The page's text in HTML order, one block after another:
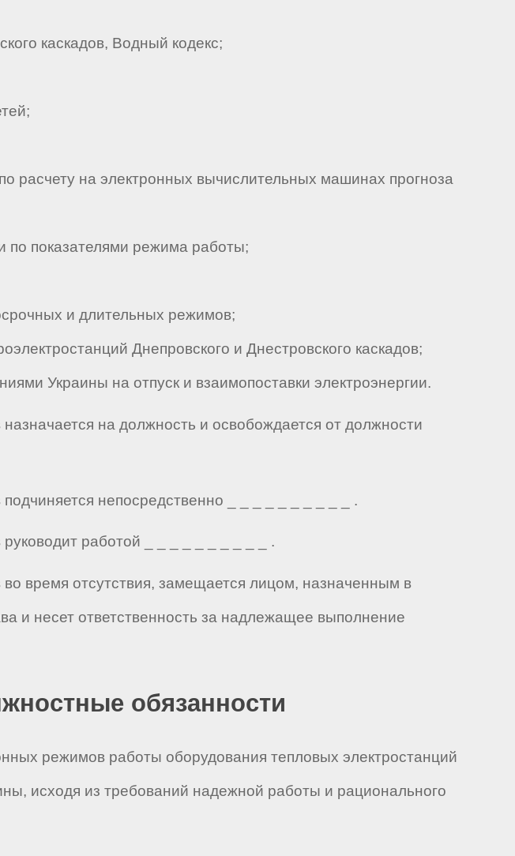
каскадов, Водный кодекс;
на электронных вычислительных машинах прогноза
показателями режима работы;
и длительных режимов;
Днепровского и Днестровского каскадов;
Украины на отпуск и взаимопоставки электроэнергии.
на должность и освобождается от должности
непосредственно _ _ _ _ _ _ _ _ _ _ .
работой _ _ _ _ _ _ _ _ _ _ .
время отсутствия, замещается лицом, назначенным в
и несет ответственность за надлежащее выполнение
обязанности
режимов работы оборудования тепловых электростанций
исходя из требований надежной работы и рационального